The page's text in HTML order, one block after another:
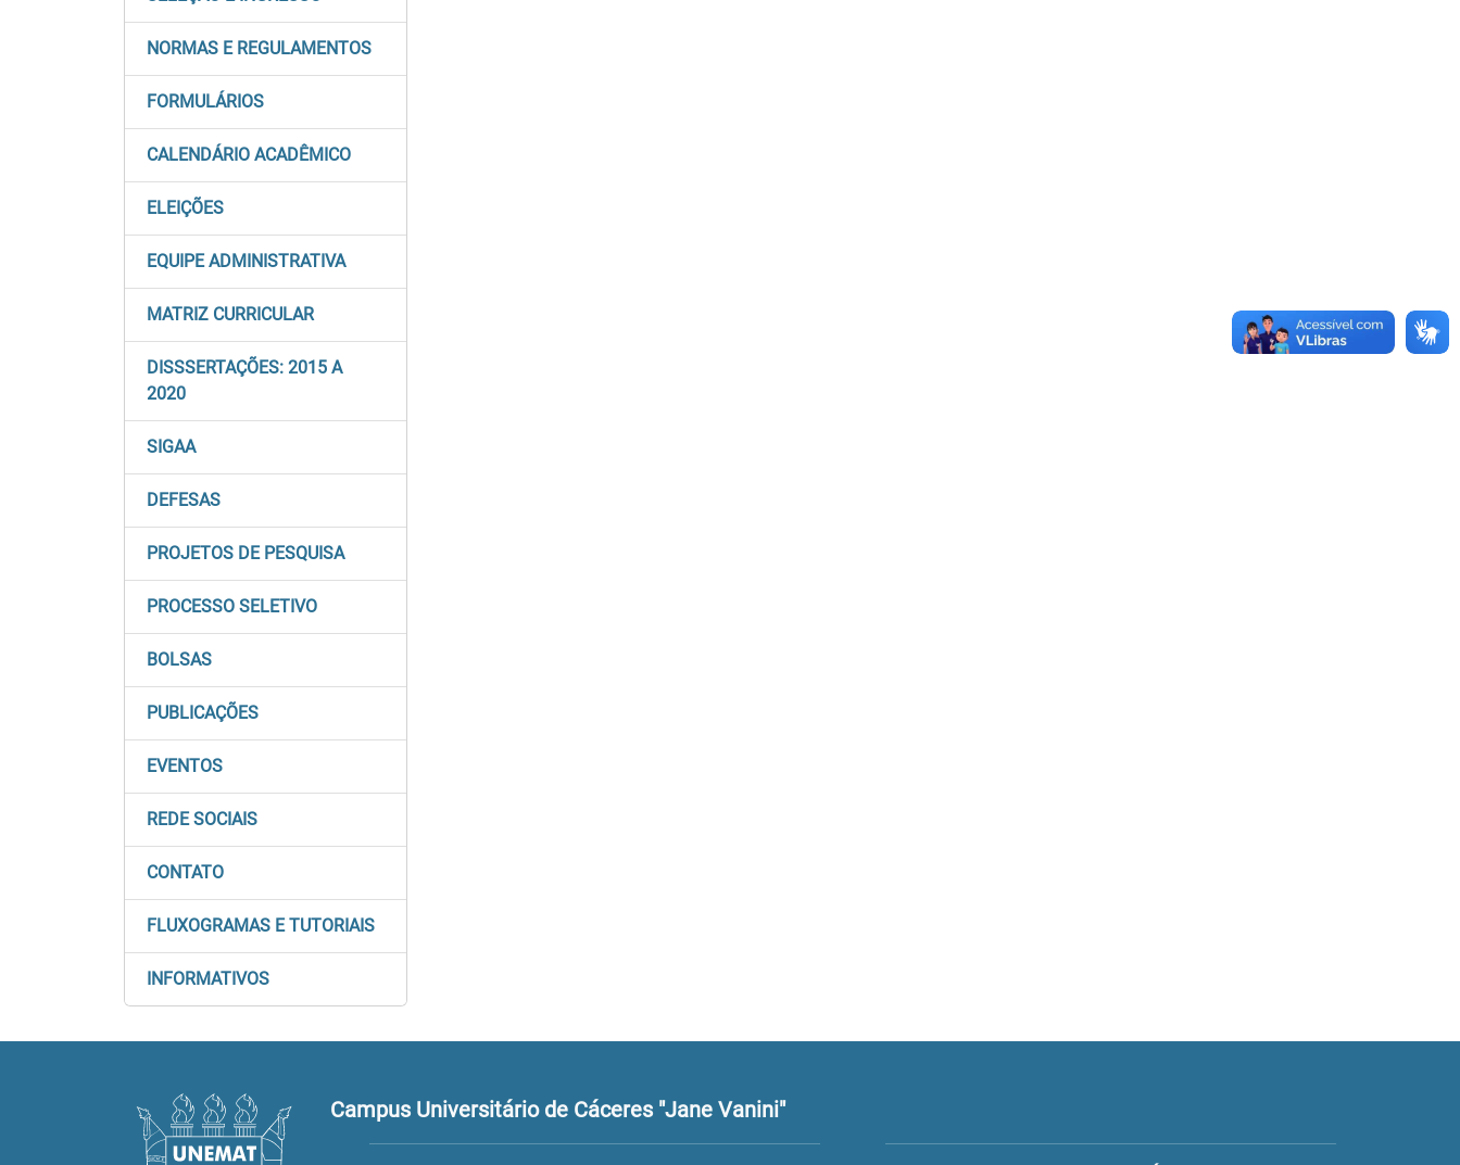
NORMAS E REGULAMENTOS
FORMULÁRIOS
CALENDÁRIO ACADÊMICO
ELEIÇÕES
EQUIPE ADMINISTRATIVA
MATRIZ CURRICULAR
DISSSERTAÇÕES: 2015 A
2020
SIGAA
DEFESAS
PROJETOS DE PESQUISA
PROCESSO SELETIVO
BOLSAS
PUBLICAÇÕES
EVENTOS
REDE SOCIAIS
CONTATO
FLUXOGRAMAS E TUTORIAIS
INFORMATIVOS
Campus Universitário de Cáceres "Jane Vanini"